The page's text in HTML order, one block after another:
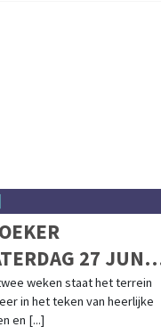
27 JUNI
twee weken staat het terrein
in het teken van heerlijke
en [...]